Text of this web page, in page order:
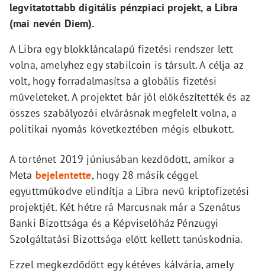
legvitatottabb digitális pénzpiaci projekt, a Libra
(mai nevén Diem).
A Libra egy blokkláncalapú fizetési rendszer lett
volna, amelyhez egy stabilcoin is társult. A célja az
volt, hogy forradalmasítsa a globális fizetési
műveleteket. A projektet bár jól előkészítették és az
összes szabályozói elvárásnak megfelelt volna, a
politikai nyomás következtében mégis elbukott.
A történet 2019 júniusában kezdődött, amikor a
Meta bejelentette, hogy 28 másik céggel
együttműködve elindítja a Libra nevű kriptofizetési
projektjét. Két hétre rá Marcusnak már a Szenátus
Banki Bizottsága és a Képviselőház Pénzügyi
Szolgáltatási Bizottsága előtt kellett tanúskodnia.
Ezzel megkezdődött egy kétéves kálvária, amely